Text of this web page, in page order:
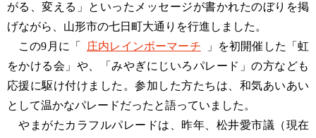
がる、変える」といったメッセージが書かれたのぼりを掲
げながら、山形市の七日町大通りを行進しました。
この9月に「
庄内レインボーマーチ
」を初開催した「虹
をかける会」や、「みやぎにじいろパレード」の方なども
応援に駆け付けました。参加した方たちは、和気あいあい
として温かなパレードだったと語っていました。
やまがたカラフルパレードは、昨年、松井愛市議（現在